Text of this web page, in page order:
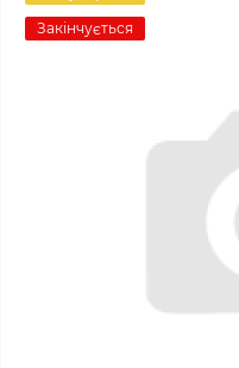
Закінчується